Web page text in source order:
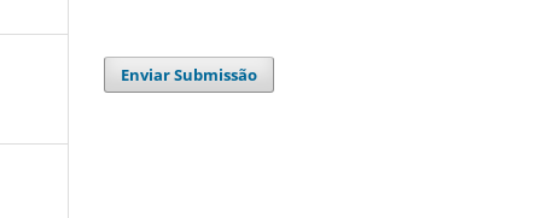
Enviar Submissão